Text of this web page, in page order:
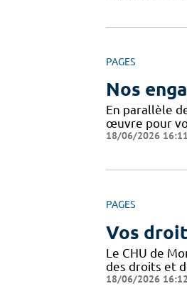
PAGES
Nos
En parallèle
œuvre pour
18/06/2026 16:11
PAGES
Vos
Le CHU de
des droits et
18/06/2026 16:12